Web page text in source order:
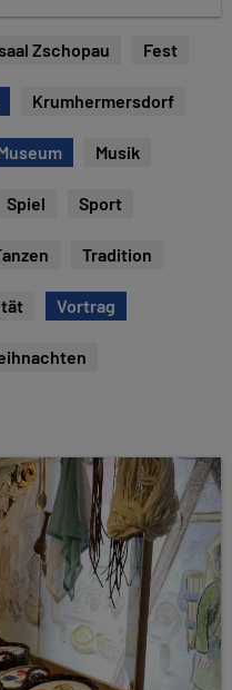
Zschopau Fest
Krumhermersdorf
Musik
Spiel Sport
Tradition
Vortrag